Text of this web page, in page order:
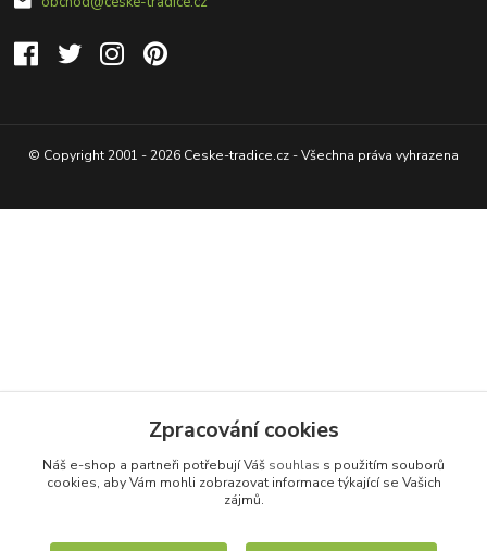
© Copyright 2001 - 2026 Ceske-tradice.cz - Všechna práva vyhrazena
Zpracování cookies
Náš e-shop a partneři potřebují Váš souhlas s použitím souborů
cookies, aby Vám mohli zobrazovat informace týkající se Vašich
zájmů.